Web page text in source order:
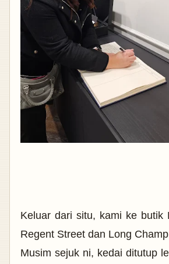
Keluar dari situ, kami ke butik
Regent Street dan Long
Musim sejuk ni, kedai ditutup